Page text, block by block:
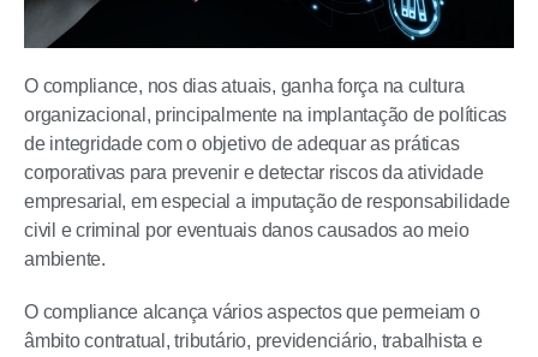
O compliance, nos dias atuais, ganha força na cultura
organizacional, principalmente na implantação de políticas
de integridade com o objetivo de adequar as práticas
corporativas para prevenir e detectar riscos da atividade
empresarial, em especial a imputação de responsabilidade
civil e criminal por eventuais danos causados ao meio
ambiente.
O compliance alcança vários aspectos que permeiam o
âmbito contratual, tributário, previdenciário, trabalhista e